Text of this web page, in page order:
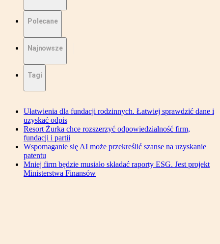
Polecane
Najnowsze
Tagi
Ułatwienia dla fundacji rodzinnych. Łatwiej sprawdzić dane i
uzyskać odpis
Resort Żurka chce rozszerzyć odpowiedzialność firm,
fundacji i partii
Wspomaganie się AI może przekreślić szanse na uzyskanie
patentu
Mniej firm będzie musiało składać raporty ESG. Jest projekt
Ministerstwa Finansów